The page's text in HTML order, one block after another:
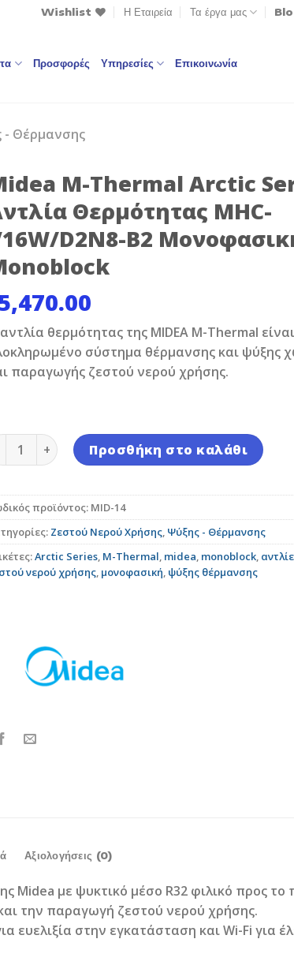
Wishlist Η Εταιρεία Τα έργα μας
Προσφορές Υπηρεσίες Επικοινωνία
- Θέρμανσης
M-Thermal Arctic
Θερμότητας MHC-
D2N8-B2
θερμότητας της MIDEA M-Thermal
σύστημα θέρμανσης και ψύξης
παραγωγής ζεστού νερού χρήσης.
M-Thermal Arctic Series Αντλία
Προσθήκη στο καλάθι
προϊόντος: MID-14
Ζεστού Νερού Χρήσης, Ψύξης - Θέρμανσης
Arctic Series, M-Thermal, midea, monoblock,
νερού χρήσης, μονοφασική, ψύξης θέρμανσης
Αξιολογήσεις (0)
Midea με ψυκτικό μέσο R32 φιλικό προς
την παραγωγή ζεστού νερού χρήσης.
ευελιξία στην εγκατάσταση και Wi-Fi για